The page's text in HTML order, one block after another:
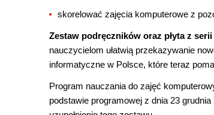
skorelować zajęcia komputerowe z
Zestaw podręczników oraz płyta z
nauczycielom ułatwią przekazywanie
informatyczne w Polsce, które teraz
Program nauczania do zajęć
podstawie programowej z dnia 23